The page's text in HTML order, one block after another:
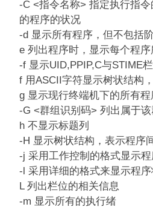
-C <指令名称> 指定执行指
的程序的状况
-d 显示所有程序，但不包括
e 列出程序时，显示每个程
-f 显示UID,PPIP,C与STIME
f 用ASCII字符显示树状结构
g 显示现行终端机下的所有
-G <群组识别码> 列出属于
h 不显示标题列
-H 显示树状结构，表示程序
-j 采用工作控制的格式显示
-l 采用详细的格式来显示程
L 列出栏位的相关信息
-m 显示所有的执行绪